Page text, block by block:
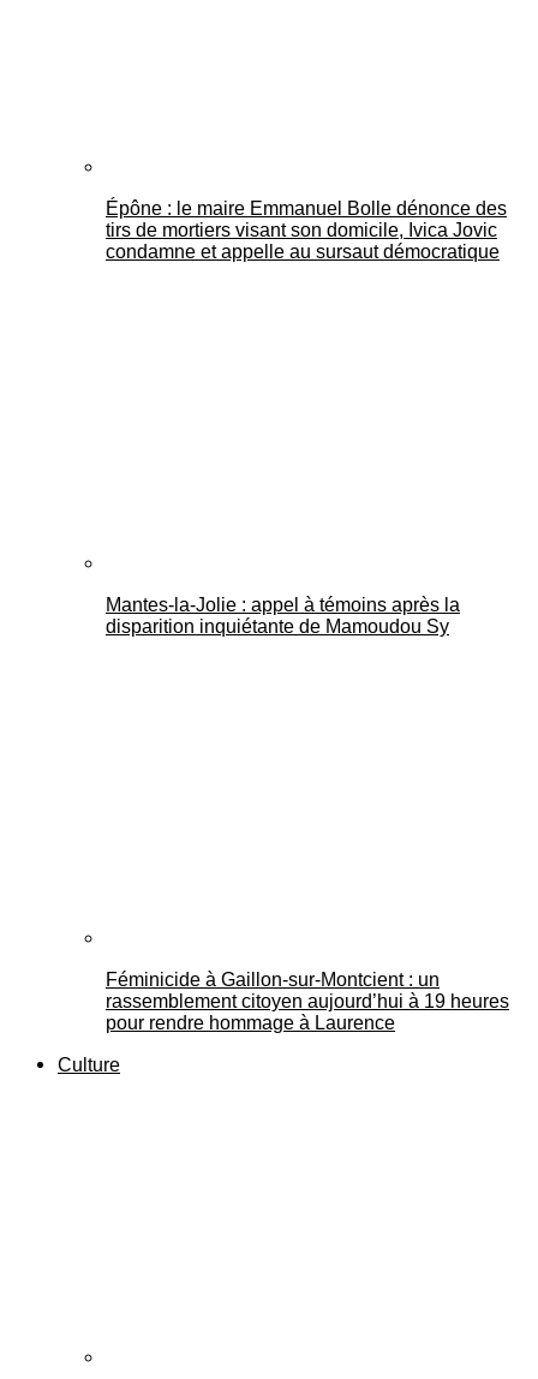
Épône : le maire Emmanuel Bolle dénonce des
tirs de mortiers visant son domicile, Ivica Jovic
condamne et appelle au sursaut démocratique
Mantes-la-Jolie : appel à témoins après la
disparition inquiétante de Mamoudou Sy
Féminicide à Gaillon‑sur‑Montcient : un
rassemblement citoyen aujourd’hui à 19 heures
pour rendre hommage à Laurence
Culture